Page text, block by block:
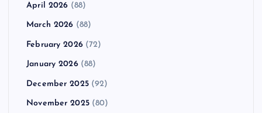
April 2026 (88)
March 2026 (88)
February 2026(72)
January 2026(88)
December 2025(92)
November 2025(80)